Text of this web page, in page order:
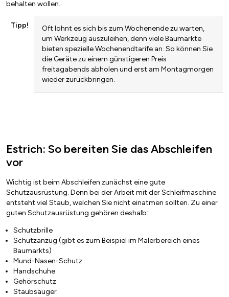
behalten wollen.
Tipp!
Oft lohnt es sich bis zum Wochenende zu warten,
um Werkzeug auszuleihen, denn viele Baumärkte
bieten spezielle Wochenendtarife an. So können Sie
die Geräte zu einem günstigeren Preis
freitagabends abholen und erst am Montagmorgen
wieder zurückbringen.
Estrich: So bereiten Sie das Abschleifen
vor
Wichtig ist beim Abschleifen zunächst eine gute
Schutzausrüstung. Denn bei der Arbeit mit der Schleifmaschine
entsteht viel Staub, welchen Sie nicht einatmen sollten. Zu einer
guten Schutzausrüstung gehören deshalb:
Schutzbrille
Schutzanzug (gibt es zum Beispiel im Malerbereich eines
Baumarkts)
Mund-Nasen-Schutz
Handschuhe
Gehörschutz
Staubsauger